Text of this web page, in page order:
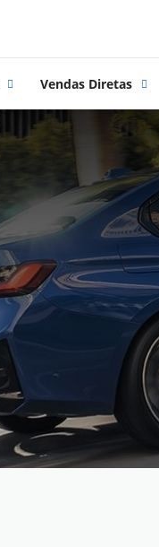
Vendas Diretas